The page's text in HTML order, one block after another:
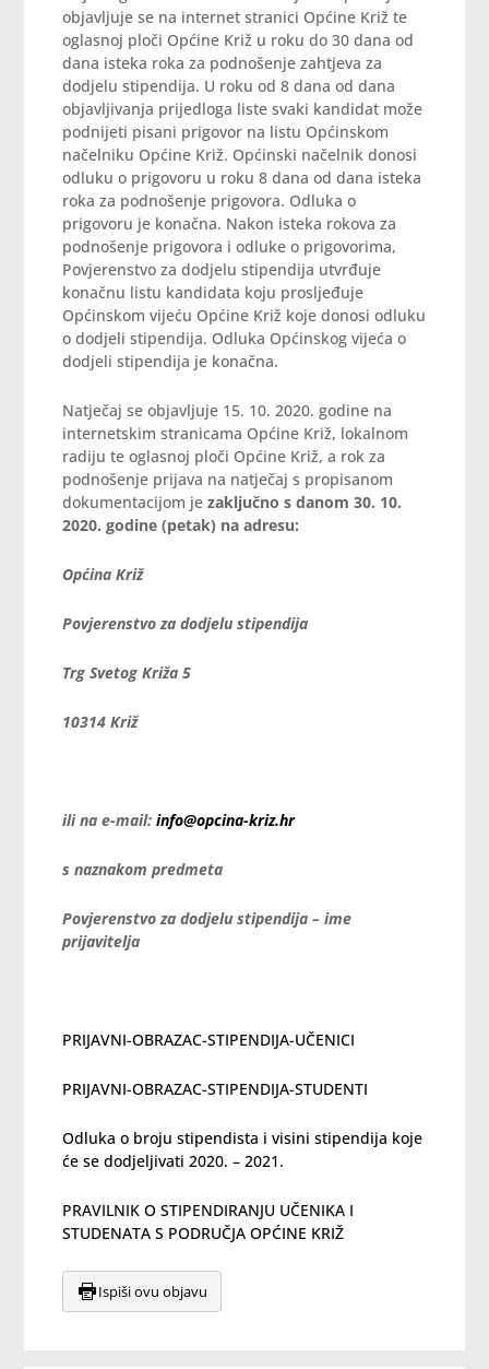
objavljuje se na internet stranici Općine Križ te
oglasnoj ploči Općine Križ u roku do 30 dana od
dana isteka roka za podnošenje zahtjeva za
dodjelu stipendija. U roku od 8 dana od dana
objavljivanja prijedloga liste svaki kandidat može
podnijeti pisani prigovor na listu Općinskom
načelniku Općine Križ. Općinski načelnik donosi
odluku o prigovoru u roku 8 dana od dana isteka
roka za podnošenje prigovora. Odluka o
prigovoru je konačna. Nakon isteka rokova za
podnošenje prigovora i odluke o prigovorima,
Povjerenstvo za dodjelu stipendija utvrđuje
konačnu listu kandidata koju prosljeđuje
Općinskom vijeću Općine Križ koje donosi odluku
o dodjeli stipendija. Odluka Općinskog vijeća o
dodjeli stipendija je konačna.
Natječaj se objavljuje 15. 10. 2020. godine na
internetskim stranicama Općine Križ, lokalnom
radiju te oglasnoj ploči Općine Križ, a rok za
podnošenje prijava na natječaj s propisanom
dokumentacijom jezaključno s danom 30. 10.
2020. godine (petak) na adresu:
Općina Križ
Povjerenstvo za dodjelu stipendija
Trg Svetog Križa 5
10314 Križ
ili na e-mail:info@opcina-kriz.hr
s naznakom predmeta
Povjerenstvo za dodjelu stipendija – ime
prijavitelja
PRIJAVNI-OBRAZAC-STIPENDIJA-UČENICI
PRIJAVNI-OBRAZAC-STIPENDIJA-STUDENTI
Odluka o broju stipendista i visini stipendija koje
će se dodjeljivati 2020. – 2021.
PRAVILNIK O STIPENDIRANJU UČENIKA I
STUDENATA S PODRUČJA OPĆINE KRIŽ
Ispiši ovu objavu